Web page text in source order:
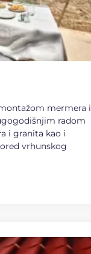
mermera i
radom
i granita kao i
vrhunskog